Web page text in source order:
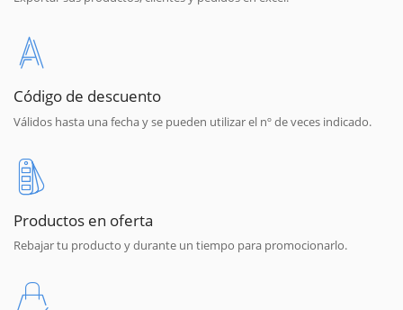
Código de descuento
Válidos hasta una fecha y se pueden utilizar el nº de veces indicado.
Productos en oferta
Rebajar tu producto y durante un tiempo para promocionarlo.